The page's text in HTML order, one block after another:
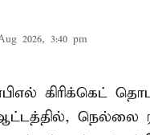
2026, 3:40 pm
கிரிக்கெட்
நெல்லை